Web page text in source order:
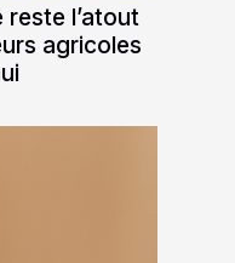
l’atout
agricoles